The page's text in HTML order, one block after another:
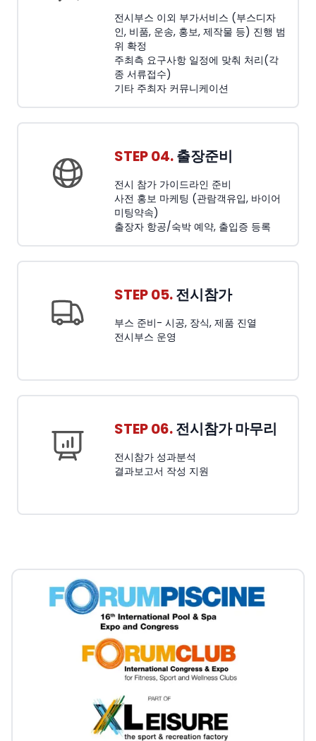
전시부스 이외 부가서비스 (부스디자
인, 비품, 운송, 홍보, 제작물 등) 진행 범
위 확정
주최측 요구사항 일정에 맞춰 처리(각
종 서류접수)
기타 주최자 커뮤니케이션
STEP 04.출장준비
전시 참가 가이드라인 준비
사전 홍보 마케팅 (관람객유입, 바이어
미팅약속)
출장자 항공/숙박 예약, 출입증 등록
STEP 05.전시참가
부스 준비- 시공, 장식, 제품 진열
전시부스 운영
STEP 06.전시참가 마무리
전시참가 성과분석
결과보고서 작성 지원